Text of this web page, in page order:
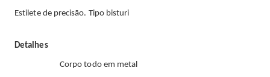
Estilete de precisão. Tipo bisturi
Detalhes
Corpo todo em metal